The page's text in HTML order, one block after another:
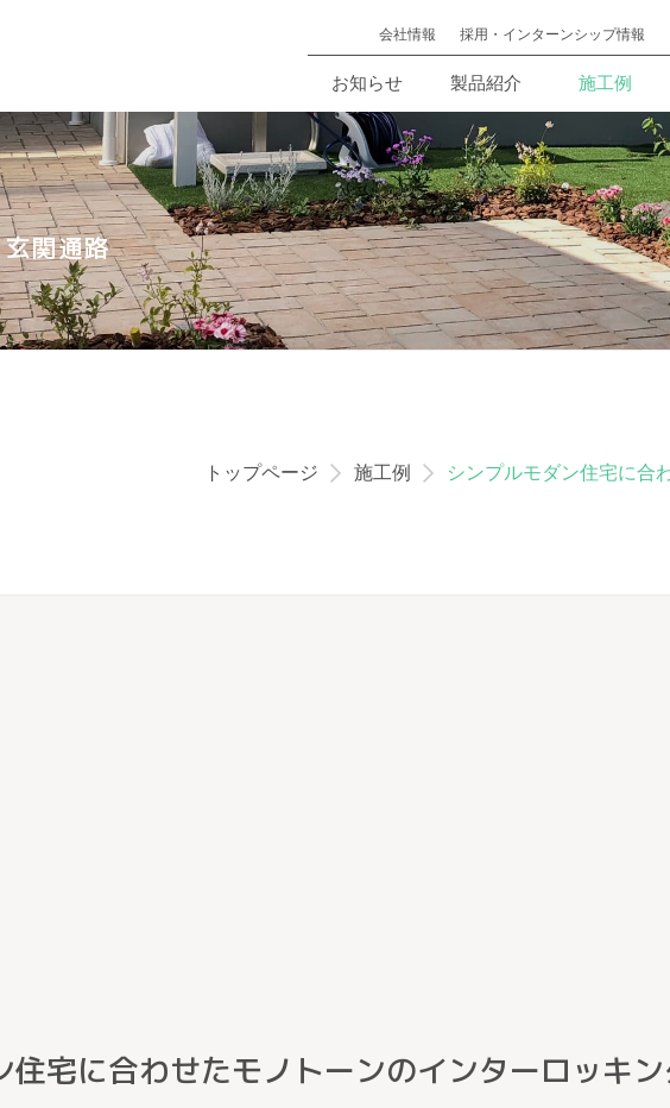
会社情報 採用・インターンシップ情報
お知らせ 製品紹介 施工例
関通路
トップページ 施工例 シンプルモダン住宅に合
住宅に合わせたモノトーンのインターロッキ